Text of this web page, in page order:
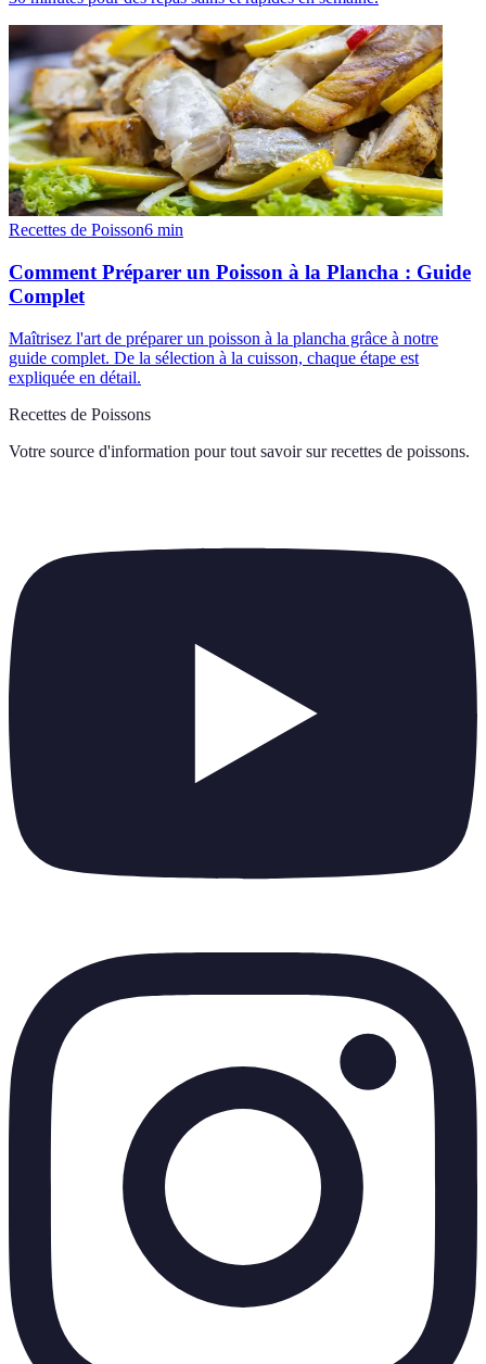
Recettes de Poisson6 min
Comment Préparer un Poisson à la Plancha : Guide
Complet
Maîtrisez l'art de préparer un poisson à la plancha grâce à notre
guide complet. De la sélection à la cuisson, chaque étape est
expliquée en détail.
Recettes de Poissons
Votre source d'information pour tout savoir sur recettes de poissons.